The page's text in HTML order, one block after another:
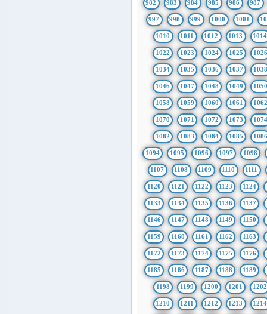
982 983 984 985 986 987
997 998 999 1000 1001
1010 1011 1012 1013 1014
1022 1023 1024 1025 1026
1034 1035 1036 1037 1038
1046 1047 1048 1049 1050
1058 1059 1060 1061 1062
1070 1071 1072 1073 1074
1082 1083 1084 1085 1086
1094 1095 1096 1097 1098
1107 1108 1109 1110 1111
1120 1121 1122 1123 1124
1133 1134 1135 1136 1137
1146 1147 1148 1149 1150
1159 1160 1161 1162 1163
1172 1173 1174 1175 1176
1185 1186 1187 1188 1189
1198 1199 1200 1201 1202
1210 1211 1212 1213 1214